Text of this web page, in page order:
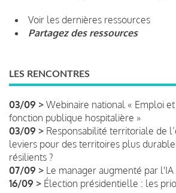
Voir les dernières ressources
Partagez des ressources
LES RENCONTRES
03/09 > Webinaire national « Emploi
fonction publique hospitalière »
03/09 > Responsabilité territoriale de
leviers pour des territoires plus
résilients ?
07/09 > Le manager augmenté par l'IA
16/09 > Élection présidentielle : les